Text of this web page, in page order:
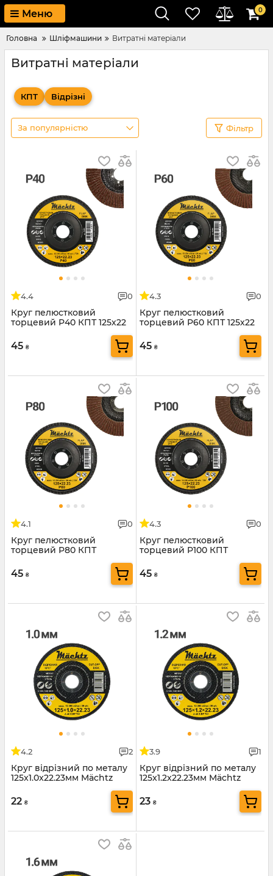
Меню 0
Головна Шліфмашини Витратні матеріали
Витратні матеріали
КПТ Відрізні
За популярністю Фільтр
4.4 0
Круг пелюстковий
торцевий P40 КПТ 125х22
45 ₴
4.3 0
Круг пелюстковий
торцевий P60 КПТ 125х22
45 ₴
4.1 0
Круг пелюстковий
торцевий P80 КПТ
45 ₴
4.3 0
Круг пелюстковий
торцевий P100 КПТ
45 ₴
4.2 2
Круг відрізний по металу
125x1.0x22.23мм Mächtz
22 ₴
3.9 1
Круг відрізний по металу
125x1.2x22.23мм Mächtz
23 ₴